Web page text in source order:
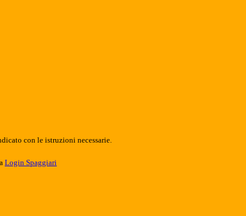
con le istruzioni necessarie.
Login Spaggiari